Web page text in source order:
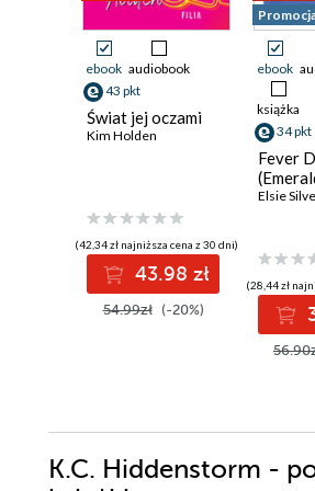
ebook audiobook
43 pkt
Świat jej oczami
Kim Holden
(42,34 zł najniższa cena z 30 dni)
43.98 zł
54.99zł (-20%)
ebook
książka
34 pkt
Fever
Elsie
(28,44 zł
K.C. Hiddenstorm -